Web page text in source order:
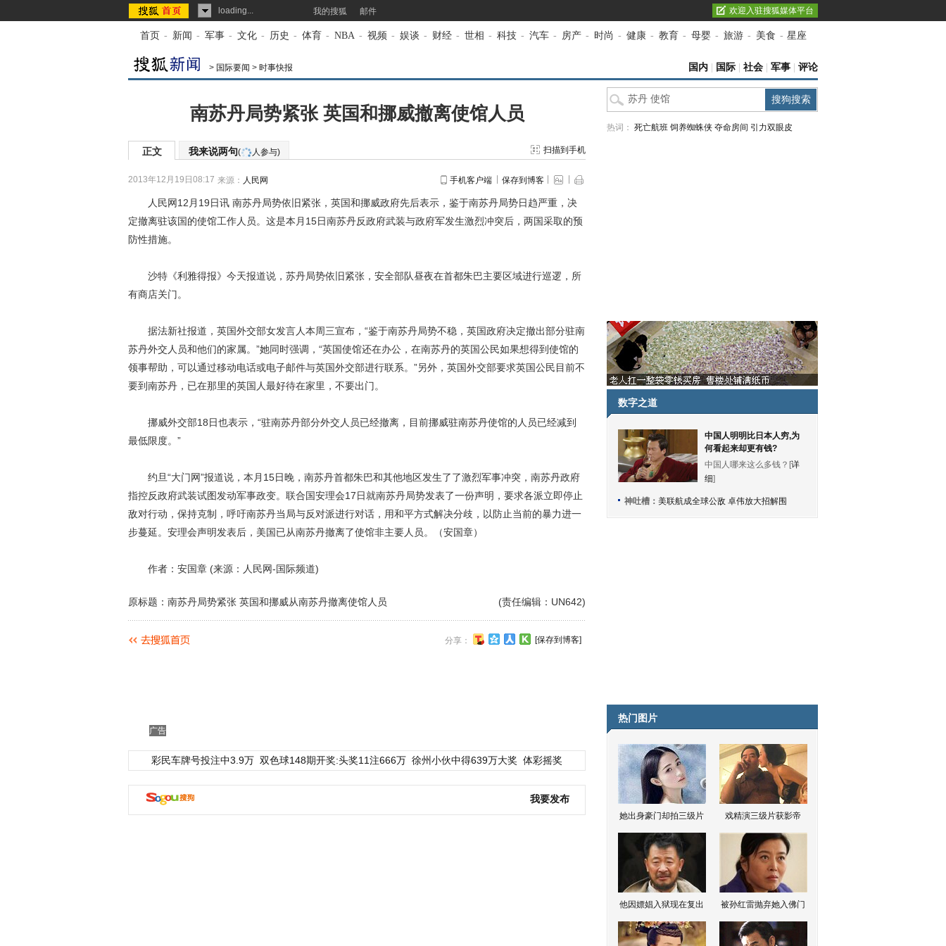
loading... 我的搜狐 邮件 欢迎入驻搜狐媒体平台
首页 - 新闻 - 军事 - 文化 - 历史 - 体育 - NBA - 视频 - 娱谈 - 财经 - 世相 - 科技 - 汽车 - 房产 - 时尚 - 健康 - 教育 - 母婴 - 旅游 - 美食 - 星座
> 国际要闻 > 时事快报 国内 国际 社会 军事 评论
南苏丹局势紧张 英国和挪威撤离使馆人员
正文 我来说两句( 人参与) 扫描到手机
2013年12月19日08:17 来源： 人民网 手机客户端 保存到博客
人民网12月19日讯 南苏丹局势依旧紧张，英国和挪威政府先后表示，鉴于南苏丹局势日趋严重，决
定撤离驻该国的使馆工作人员。这是本月15日南苏丹反政府武装与政府军发生激烈冲突后，两国采取的预
防性措施。
沙特《利雅得报》今天报道说，苏丹局势依旧紧张，安全部队昼夜在首都朱巴主要区域进行巡逻，所
有商店关门。
据法新社报道，英国外交部女发言人本周三宣布，“鉴于南苏丹局势不稳，英国政府决定撤出部分驻南
苏丹外交人员和他们的家属。”她同时强调，“英国使馆还在办公，在南苏丹的英国公民如果想得到使馆的
领事帮助，可以通过移动电话或电子邮件与英国外交部进行联系。”另外，英国外交部要求英国公民目前不
要到南苏丹，已在那里的英国人最好待在家里，不要出门。
挪威外交部18日也表示，“驻南苏丹部分外交人员已经撤离，目前挪威驻南苏丹使馆的人员已经减到
最低限度。”
约旦“大门网”报道说，本月15日晚，南苏丹首都朱巴和其他地区发生了了激烈军事冲突，南苏丹政府
指控反政府武装试图发动军事政变。联合国安理会17日就南苏丹局势发表了一份声明，要求各派立即停止
敌对行动，保持克制，呼吁南苏丹当局与反对派进行对话，用和平方式解决分歧，以防止当前的暴力进一
步蔓延。安理会声明发表后，美国已从南苏丹撤离了使馆非主要人员。（安国章）
作者：安国章 (来源：人民网-国际频道)
(责任编辑：UN642)
原标题：南苏丹局势紧张 英国和挪威从南苏丹撤离使馆人员
分享： [保存到博客]
广告
彩民车牌号投注中3.9万 双色球148期开奖:头奖11注666万 徐州小伙中得639万大奖 体彩摇奖
我要发布
热词： 死亡航班 饲养蜘蛛侠 夺命房间 引力双眼皮
数字之道
中国人明明比日本人穷,为
何看起来却更有钱?
中国人哪来这么多钱？[详
细]
神吐槽： 美联航成全球公敌 卓伟放大招解围
热门图片
她出身豪门却拍三级片 戏精演三级片获影帝
他因嫖娼入狱现在复出 被孙红雷抛弃她入佛门